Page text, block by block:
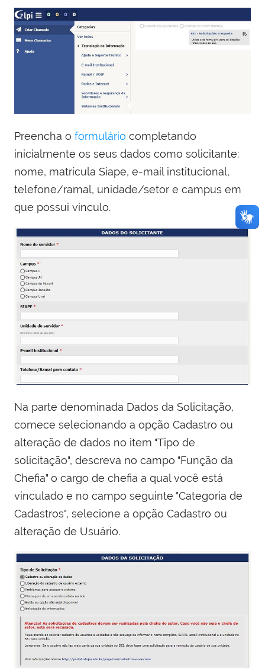
Preencha o formulário completando
inicialmente os seus dados como solicitante:
nome, matrícula Siape, e-mail institucional,
telefone/ramal, unidade/setor e campus em
que possui vínculo.
Na parte denominada Dados da Solicitação,
comece selecionando a opção Cadastro ou
alteração de dados no item "Tipo de
solicitação", descreva no campo "Função da
Chefia" o cargo de chefia a qual você está
vinculado e no campo seguinte "Categoria de
Cadastros", selecione a opção Cadastro ou
alteração de Usuário.